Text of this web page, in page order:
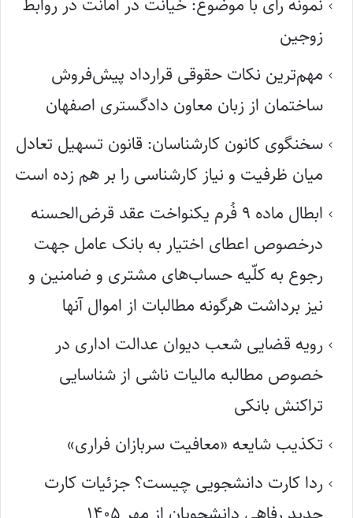
زوجین
مهم‌ترین نکات حقوقی قرارداد پیش‌فروش
ساختمان از زبان معاون دادگستری اصفهان
سخنگوی کانون کارشناسان: قانون تسهیل تعادل
میان ظرفیت و نیاز کارشناسی را بر هم زده است
ابطال ماده ۹ فُرم یکنواخت عقد قرض‌الحسنه
درخصوص اعطای اختیار به بانک عامل جهت
رجوع به کلّیه حساب‌های مشتری و ضامنین و
نیز برداشت هرگونه مطالبات از اموال آنها
رویه قضایی شعب دیوان عدالت اداری در
خصوص مطالبه مالیات ناشی از شناسایی
تراکنش بانکی
تکذیب شایعه «معافیت سربازان فراری»
ردا کارت دانشجویی چیست؟ جزئیات کارت